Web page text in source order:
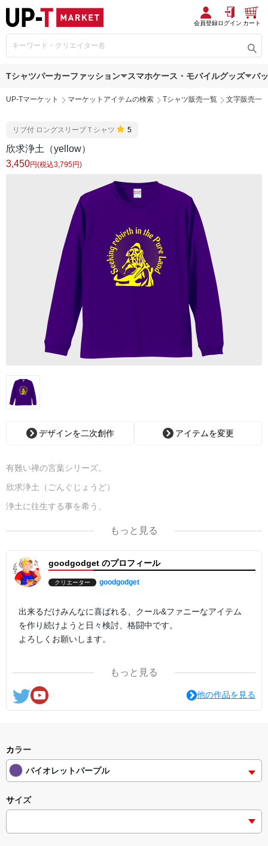
会員登録ログイン カート
Tシャツパーカーファッション スマホケース・モバイルグッズ バ
UP-Tマーケット マーケットアイテムの検索 Tシャツ販売一覧 文字販売一
リブ付 ロングスリーブＴシャツ 5
欣求浄土（yellow）
3,450円(税込3,795円)
デザインを二次創作 アイテムを変更
有難い禅の言葉シリーズ。
欣求浄土（ごんぐじょうど）
浄土に往生する事を希う、
もっと見る
goodgodget のプロフィール
クリエーター goodgodget
出来るだけみんなに喜ばれる、クール&ファニーなアイテム
を作り続けようと日々検討、格闘中です。
よろしくお願いします。
ここの他にも『日日彼是色々面白可笑し。IN SUZURI』や
nichinichioo by BASE にも展開中。
コチラもよろしくお願いします。
もっと見る
他の作品を見る
カラー
バイオレットパープル
サイズ